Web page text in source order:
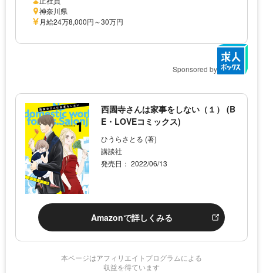
神奈川県
月給24万8,000円～30万円
Sponsored by
西園寺さんは家事をしない（１） (B
E・LOVEコミックス)
ひうらさとる (著)
講談社
発売日： 2022/06/13
Amazonで詳しくみる
本ページはアフィリエイトプログラムによる
収益を得ています